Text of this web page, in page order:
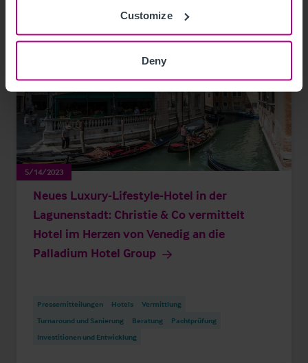
Customize
Deny
5/14/2023
Neues Luxury-Lifestyle-Hotel in der
Lagunenstadt: Christie & Co vermittelt
Hotel im Herzen von Venedig an die
Palladium Hotel Group
Pressemitteilungen Hotels
Vermittlung
Turnaround und Sanierung
Beratung
Pachtprüfung
Investitionen und Entwicklung